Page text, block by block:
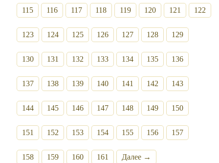
115 116 117 118 119 120 121 122
123 124 125 126 127 128 129
130 131 132 133 134 135 136
137 138 139 140 141 142 143
144 145 146 147 148 149 150
151 152 153 154 155 156 157
158 159 160 161 Далее →